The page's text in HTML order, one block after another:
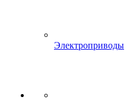
Электроприводы